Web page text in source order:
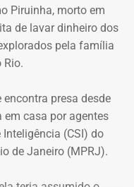
Piruinha, morto em
de lavar dinheiro dos
pela família
Rio.
presa desde
casa por agentes
(CSI) do
de Janeiro (MPRJ).